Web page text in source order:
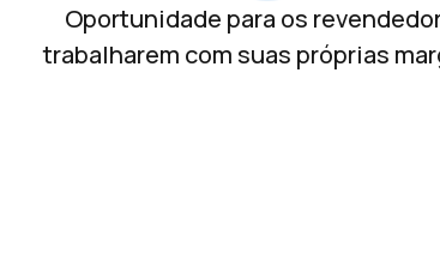
Oportunidade para os
trabalharem com suas próprias